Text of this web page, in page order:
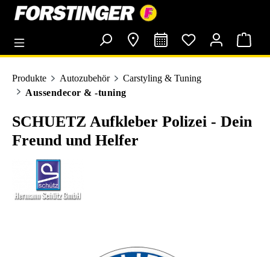
springen
Produkte Autozubehör
Carstyling & Tuning
Aussendecor & -tuning
SCHUETZ Aufkleber Polizei - Dein
Freund und Helfer